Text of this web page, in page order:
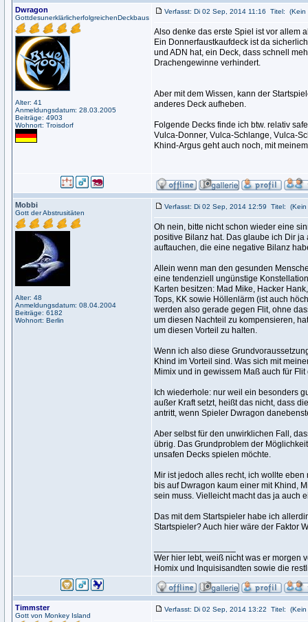
Dwragon
GottdesunerklärlicherfolgreichenDeckbaus
Alter: 41
Anmeldungsdatum: 28.03.2005
Beiträge: 4903
Wohnort: Troisdorf
Verfasst: Di 02 Sep, 2014 11:16 Titel: (Kein
Also denke das erste Spiel ist vor allem
Ein Donnerfaustkaufdeck ist da
und ADN hat, ein Deck, dass schnell
Drachengewinne verhindert.
Aber mit dem Wissen, kann der
anderes Deck aufheben.
Folgende Decks finde ich btw. relativ
Vulca-Donner, Vulca-Schlange, Vulca-
Khind-Argus geht auch noch, mit
Mobbi
Gott der Abstrusitäten
Alter: 48
Anmeldungsdatum: 08.04.2004
Beiträge: 6182
Wohnort: Berlin
Verfasst: Di 02 Sep, 2014 12:59 Titel: (Kein
Oh nein, bitte nicht schon wieder eine
positive Bilanz hat. Das glaube ich Dir
auftauchen, die eine negative Bilanz
Allein wenn man den gesunden
eine tendenziell ungünstige
Karten besitzen: Mad Mike, Hacker
Tops, KK sowie Höllenlärm (ist auch
werden also gerade gegen Flit, ohne
um diesen Nachteil zu kompensieren,
um diesen Vorteil zu halten.
Wenn ich also diese
Khind im Vorteil sind. Was sich mit
Mimix und in gewissem Maß auch für
Ich wiederhole: nur weil ein besonders
außer Kraft setzt, heißt das nicht, dass
antritt, wenn Spieler Dwragon
Aber selbst für den unwirklichen Fall,
übrig. Das Grundproblem der
unsafen Decks spielen möchte.
Mir ist jedoch alles recht, ich wollte
bis auf Dwragon kaum einer mit Khind,
sein muss. Vielleicht macht das ja auch
Das mit dem Startspieler habe ich
Startspieler? Auch hier wäre der Faktor
Wer hier lebt, weiß nicht was er morgen
Homix und Inquisisandten sowie die
Timmster
Gott von Monkey Island
Verfasst: Di 02 Sep, 2014 13:22 Titel: (Kein